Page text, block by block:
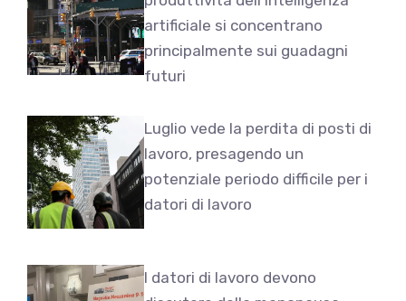
artificiale si concentrano
principalmente sui guadagni
futuri
Luglio vede la perdita di posti di
lavoro, presagendo un
potenziale periodo difficile per i
datori di lavoro
I datori di lavoro devono